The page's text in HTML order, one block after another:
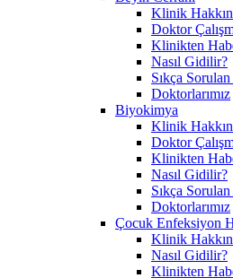
Klinik
Doktor
Klinikten
Nasıl Gidilir?
Sıkça
Doktorlarımız
Biyokimya
Klinik
Doktor
Klinikten
Nasıl Gidilir?
Sıkça
Doktorlarımız
Çocuk Enfeksiyon
Klinik
Nasıl Gidilir?
Klinikten